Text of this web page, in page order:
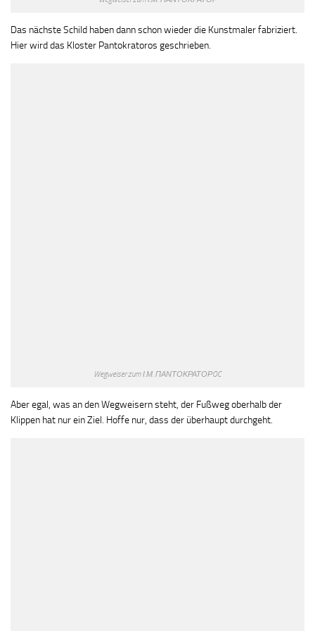
Das nächste Schild haben dann schon wieder die Kunstmaler fabriziert.
Hier wird das Kloster Pantokratoros geschrieben.
Wegweiser zum Ι.Μ. ΠΑΝΤΟΚΡΑΤΟΡOC
Aber egal, was an den Wegweisern steht, der Fußweg oberhalb der
Klippen hat nur ein Ziel. Hoffe nur, dass der überhaupt durchgeht.